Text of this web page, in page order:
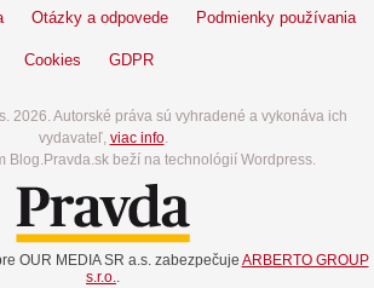
Otázky a odpovede Podmienky používania
Cookies GDPR
2026. Autorské práva sú vyhradené a vykonáva ich
vydavateľ, viac info.
Blog.Pravda.sk beží na technológií Wordpress.
OUR MEDIA SR a.s. zabezpečuje ARBERTO GROUP
s.r.o.